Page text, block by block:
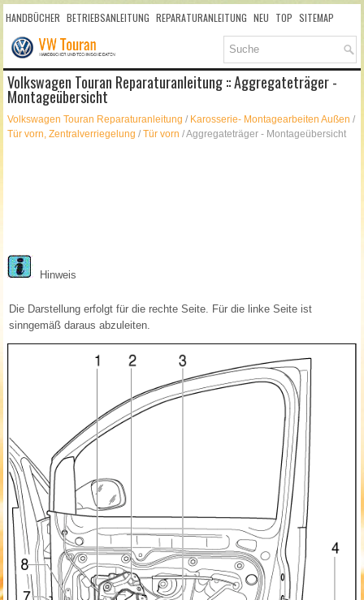
HANDBÜCHER BETRIEBSANLEITUNG REPARATURANLEITUNG NEU TOP SITEMAP
SUCHLAUF
Volkswagen Touran Reparaturanleitung :: Aggregateträger -
Montageübersicht
Volkswagen Touran Reparaturanleitung / Karosserie- Montagearbeiten Außen /
Tür vorn, Zentralverriegelung /Tür vorn / Aggregateträger - Montageübersicht
Hinweis
Die Darstellung erfolgt für die rechte Seite. Für die linke Seite ist
sinngemäß daraus abzuleiten.